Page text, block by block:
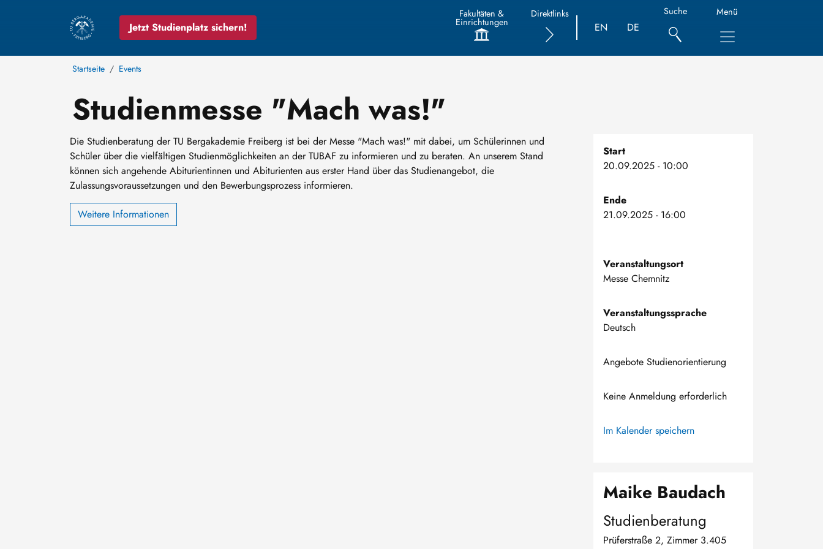
Jetzt Studienplatz sichern!
Fakultäten &
Einrichtungen
Direktlinks
EN DE
Suche Menü
Startseite Events
Studienmesse "Mach was!"
Die Studienberatung der TU Bergakademie Freiberg ist bei der Messe "Mach was!" mit dabei, um Schülerinnen und
Schüler über die vielfältigen Studienmöglichkeiten an der TUBAF zu informieren und zu beraten. An unserem Stand
können sich angehende Abiturientinnen und Abiturienten aus erster Hand über das Studienangebot, die
Zulassungsvoraussetzungen und den Bewerbungsprozess informieren.
Weitere Informationen
Start
20.09.2025 - 10:00
Ende
21.09.2025 - 16:00
Veranstaltungsort
Messe Chemnitz
Veranstaltungssprache
Deutsch
Angebote Studienorientierung
Keine Anmeldung erforderlich
Im Kalender speichern
Maike Baudach
Studienberatung
Prüferstraße 2, Zimmer 3.405